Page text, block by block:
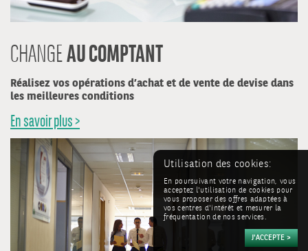
CHANGEAU COMPTANT
Réalisez vos opérations d’achat et de vente de devise dans
les meilleures conditions
En savoir plus >
Utilisation des cookies:
En poursuivant votre navigation, vous
acceptez l'utilisation de cookies pour
vous proposer des offres adaptées à
vos centres d'intérêt et mesurer la
fréquentation de nos services.